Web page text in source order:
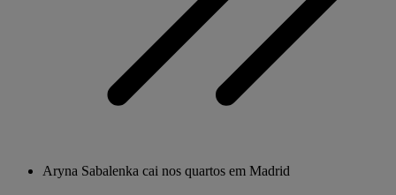
Aryna Sabalenka cai nos quartos em Madrid